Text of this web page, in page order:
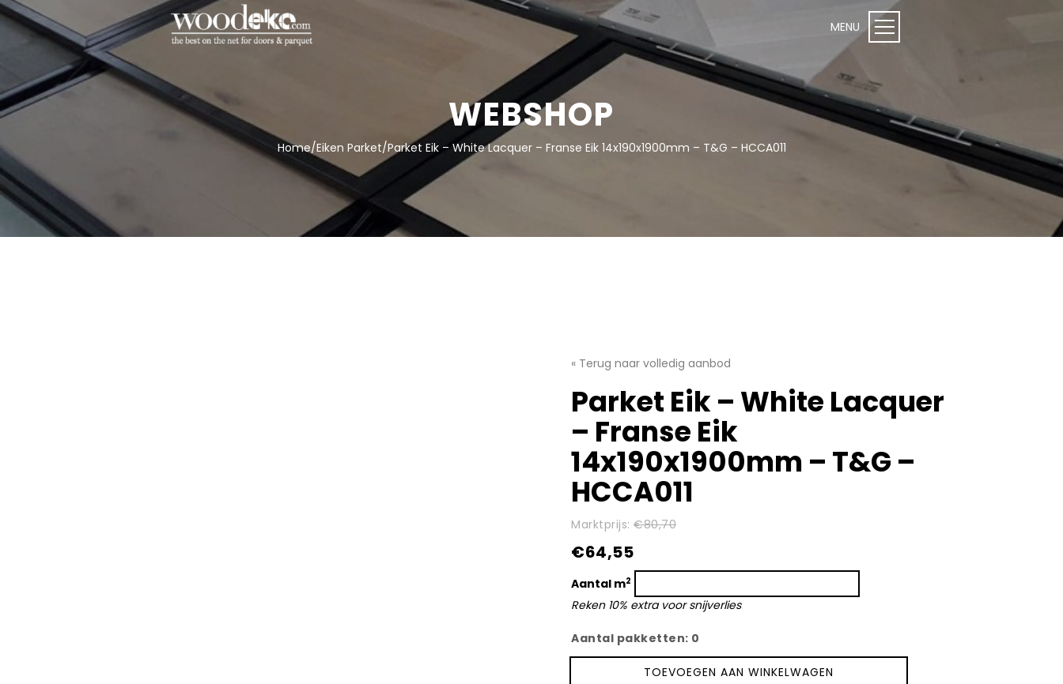
WEBSHOP
Home/Eiken Parket/Parket Eik – White Lacquer – Franse Eik 14x190x1900mm – T&G – HCCA011
« Terug naar volledig aanbod
Parket Eik – White Lacquer
– Franse Eik
14x190x1900mm – T&G –
HCCA011
Marktprijs: €80,70
€64,55
Aantal m2
Reken 10% extra voor snijverlies
Aantal pakketten: 0
TOEVOEGEN AAN WINKELWAGEN